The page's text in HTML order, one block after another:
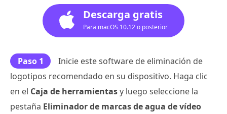
Descarga gratis
Para macOS 10.12 o posterior
Paso 1
Inicie este software de eliminación de
logotipos recomendado en su dispositivo. Haga clic
en el Caja de herramientasy luego seleccione la
pestaña Eliminador de marcas de agua de vídeo